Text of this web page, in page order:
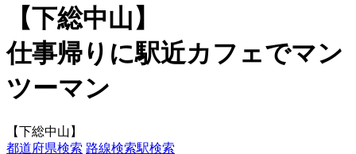
【下総中山】
仕事帰りに駅近カフェでマン
ツーマン
【下総中山】
都道府県検索 路線検索駅検索